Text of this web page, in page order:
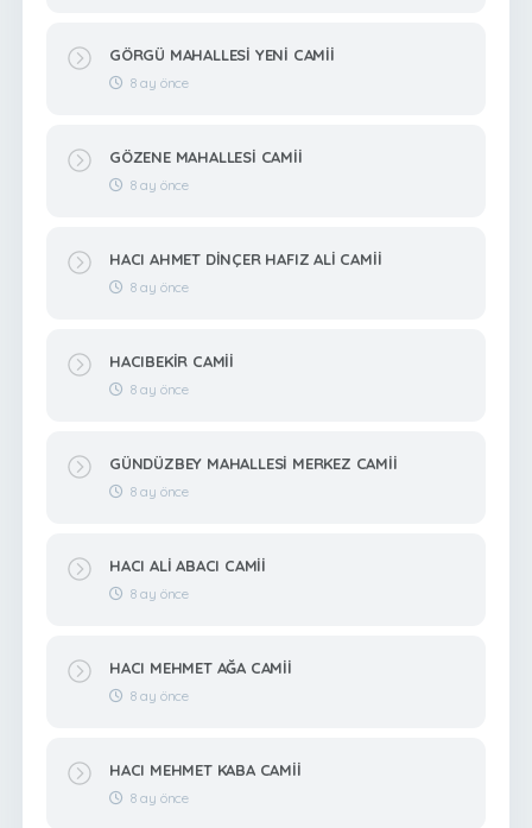
GÖRGÜ MAHALLESİ YENİ CAMİİ
8 ay önce
GÖZENE MAHALLESİ CAMİİ
8 ay önce
HACI AHMET DİNÇER HAFIZ ALİ CAMİİ
8 ay önce
HACIBEKİR CAMİİ
8 ay önce
GÜNDÜZBEY MAHALLESİ MERKEZ CAMİİ
8 ay önce
HACI ALİ ABACI CAMİİ
8 ay önce
HACI MEHMET AĞA CAMİİ
8 ay önce
HACI MEHMET KABA CAMİİ
8 ay önce